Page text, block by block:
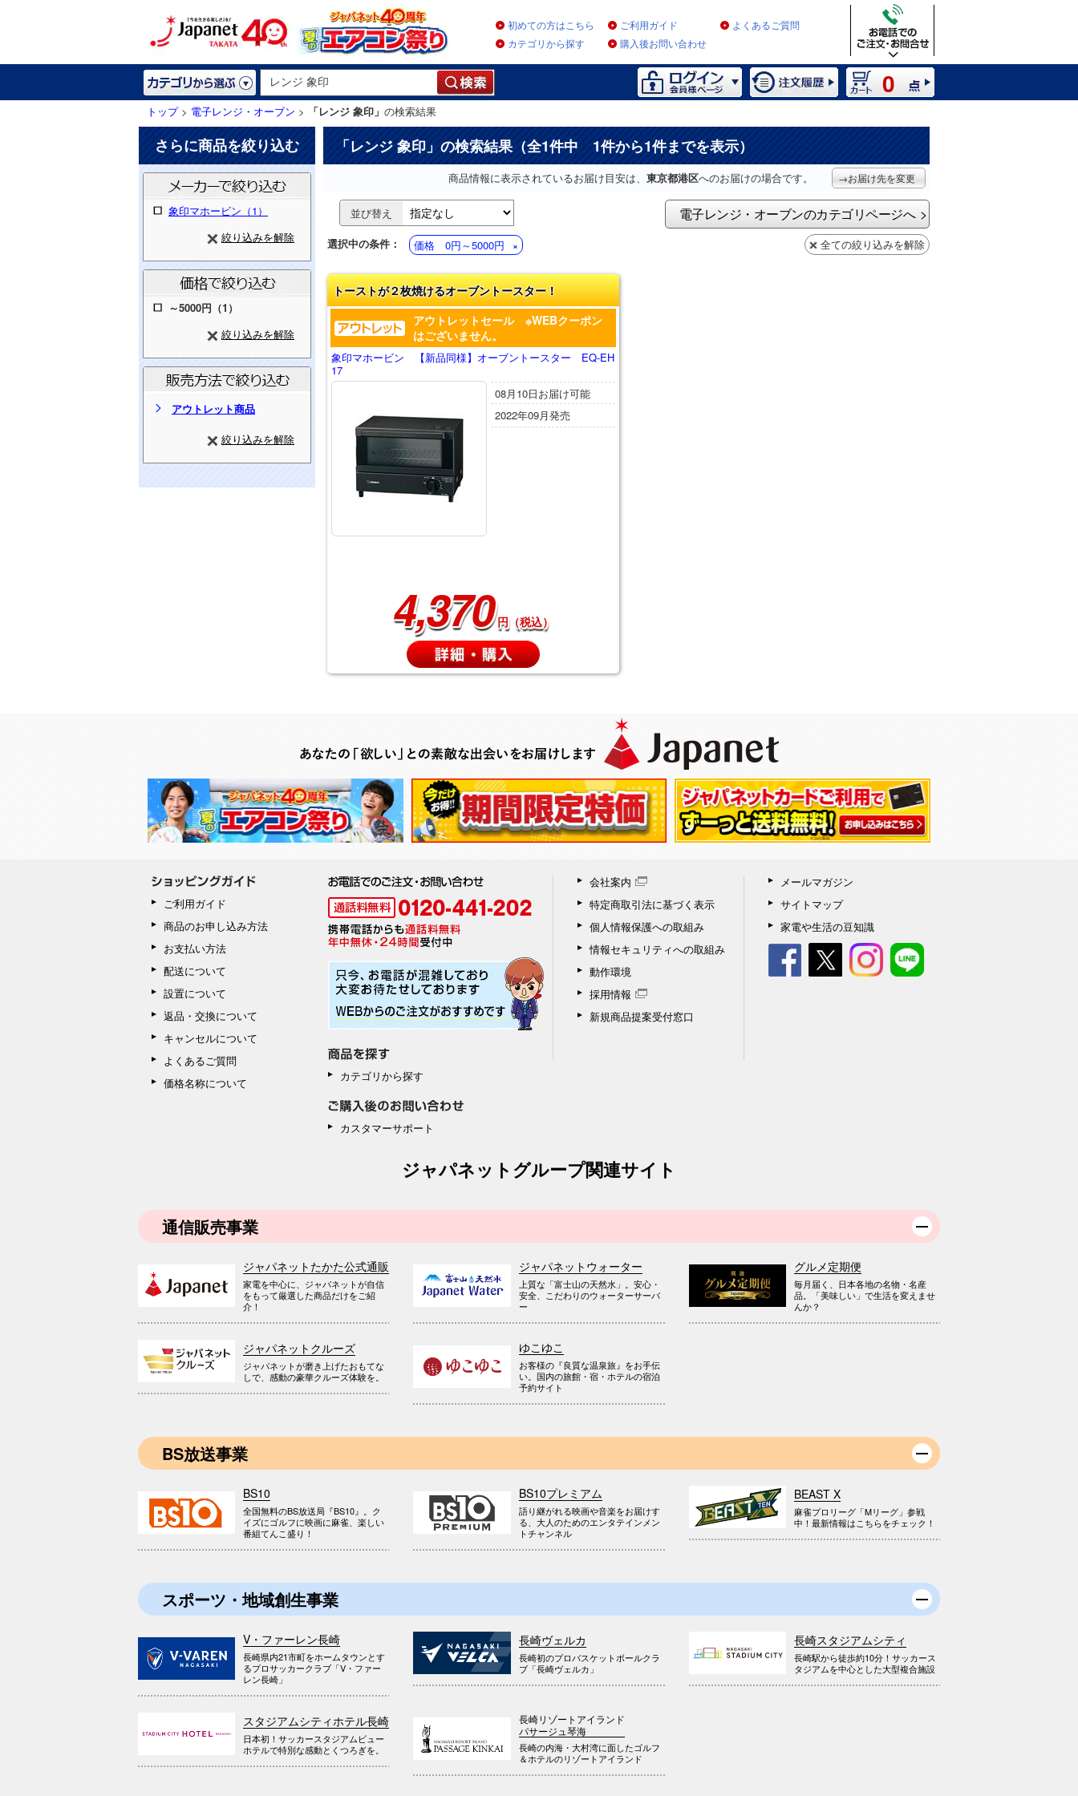
初めての方はこちら ご利用ガイド
よくあるご質問
カテゴリから探す
購入後お問い合わせ
0
トップ> 電子レンジ・オーブン > 「レンジ 象印」 の検索結果
さらに商品を絞り込む
象印マホービン（1）
絞り込みを解除
～5000円（1）
絞り込みを解除
アウトレット商品
絞り込みを解除
「レンジ 象印 」の検索結果（全1件中 1件から1件までを表示）
商品情報に表示されているお届け目安は、 東京都港区へのお届けの場合です。 →お届け先を変更
並び替え 電子レンジ・オーブンのカテゴリページへ
選択中の条件： 価格 0円～5000円 全ての絞り込みを解除
トーストが２枚焼けるオーブントースター！
アウトレットセール ※WEBクーポン
はございません。
象印マホービン 【新品同様】オーブントースター EQ-EH
17
08月10日お届け可能
2022年09月発売
4,370 円（税込）
ご利用ガイド
商品のお申し込み方法
お支払い方法
配送について
設置について
返品・交換について
キャンセルについて
よくあるご質問
価格名称について
カテゴリから探す
カスタマーサポート
会社案内
特定商取引法に基づく表示
個人情報保護への取組み
情報セキュリティへの取組み
動作環境
採用情報
新規商品提案受付窓口
メールマガジン
サイトマップ
家電や生活の豆知識
ジャパネットグループ関連サイト
通信販売事業
ジャパネットたかた公式通販
家電を中心に、ジャパネットが自信
をもって厳選した商品だけをご紹
介！
ジャパネットウォーター
上質な「富士山の天然水」。安心・
安全、こだわりのウォーターサーバ
ー
グルメ定期便
毎月届く、日本各地の名物・名産
品。「美味しい」で生活を変えませ
んか？
ジャパネットクルーズ
ジャパネットが磨き上げたおもてな
しで、感動の豪華クルーズ体験を。
ゆこゆこ
お客様の『良質な温泉旅』をお手伝
い。国内の旅館・宿・ホテルの宿泊
予約サイト
BS放送事業
BS10
全国無料のBS放送局『BS10』。ク
イズにゴルフに映画に麻雀、楽しい
番組てんこ盛り！
BS10プレミアム
語り継がれる映画や音楽をお届けす
る、大人のためのエンタテインメン
トチャンネル
BEAST X
麻雀プロリーグ「Mリーグ」参戦
中！最新情報はこちらをチェック！
スポーツ・地域創生事業
V・ファーレン長崎
長崎県内21市町をホームタウンとす
るプロサッカークラブ「V・ファー
レン長崎」
長崎ヴェルカ
長崎初のプロバスケットボールクラ
ブ「長崎ヴェルカ」
長崎スタジアムシティ
長崎駅から徒歩約10分！サッカース
タジアムを中心とした大型複合施設
スタジアムシティホテル長崎
日本初！サッカースタジアムビュー
ホテルで特別な感動とくつろぎを。
長崎リゾートアイランド
パサージュ琴海
長崎の内海・大村湾に面したゴルフ
＆ホテルのリゾートアイランド